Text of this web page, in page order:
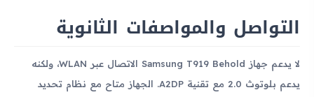
التواصل والمواصفات الثانوية
لا يدعم جهاز Samsung T919 Behold الاتصال عبر WLAN، ولكنه
يدعم بلوتوث 2.0 مع تقنية A2DP. الجهاز متاح مع نظام تحديد